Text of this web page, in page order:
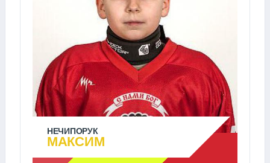
НЕЧИПОРУК
МАКСИМ